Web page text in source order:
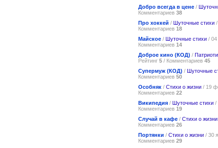
Добро всегда в цене /
Комментариев 38
Про хоккей / Шуточные стихи
Комментариев 18
Майское / Шуточные стихи /
Комментариев 14
Доброе кино (КОД) /
Рейтинг 5 / Комментариев 45
Супермуж (КОД) / Шуточные
Комментариев 50
Особняк / Стихи о жизни / 19
Комментариев 22
Википедия / Шуточные стихи /
Комментариев 19
Случай в кафе / Стихи о жизни
Комментариев 26
Портянки / Стихи о жизни / 30
Комментариев 29